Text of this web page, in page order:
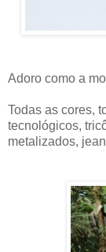
Adoro como a
Todas as cores,
tecnológicos,
metalizados,